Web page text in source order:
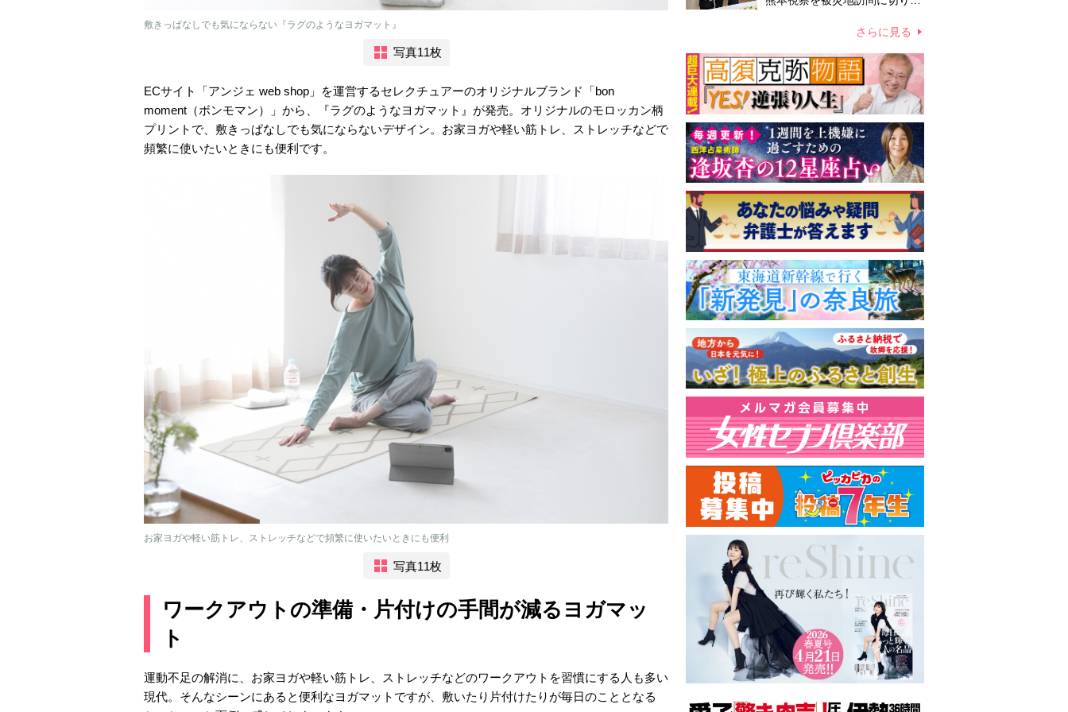
敷きっぱなしでも気にならない『ラグのようなヨガマット』
写真11枚
ECサイト「アンジェ web shop」を運営するセレクチュアーのオリジナルブランド「bon
moment（ボンモマン）」から、『ラグのようなヨガマット』が発売。オリジナルのモロッカン柄
プリントで、敷きっぱなしでも気にならないデザイン。お家ヨガや軽い筋トレ、ストレッチなどで
頻繁に使いたいときにも便利です。
お家ヨガや軽い筋トレ、ストレッチなどで頻繁に使いたいときにも便利
写真11枚
ワークアウトの準備・片付けの手間が減るヨガマッ
ト
運動不足の解消に、お家ヨガや軽い筋トレ、ストレッチなどのワークアウトを習慣にする人も多い
現代。そんなシーンにあると便利なヨガマットですが、敷いたり片付けたりが毎日のこととなる
夫妻から受け継ぐ“国民への寄
さらに見る